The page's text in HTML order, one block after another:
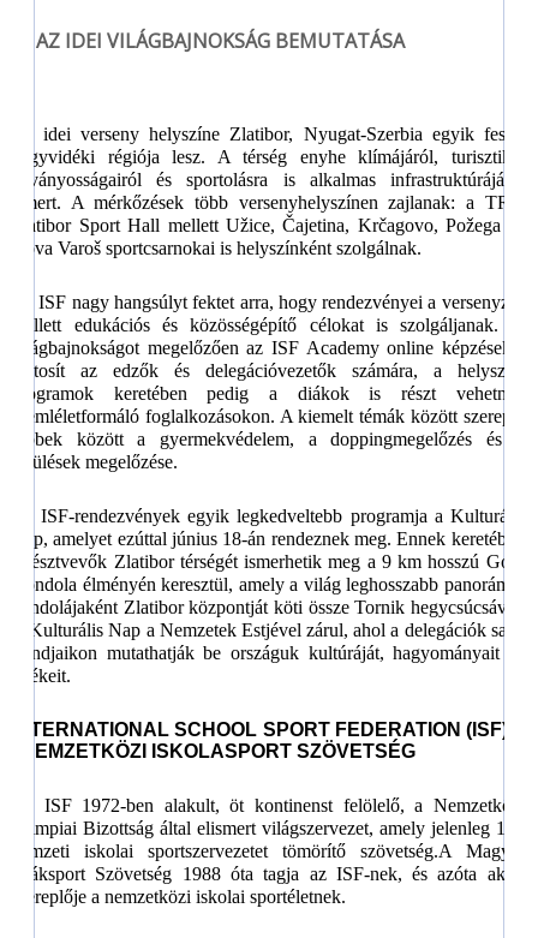
AZ IDEI VILÁGBAJNOKSÁG BEMUTATÁSA
Az idei verseny helyszíne Zlatibor, Nyugat-Szerbia egyikfestői
hegyvidéki régiója lesz. A térség enyhe klímájáról, turisztikai
látványosságairól és sportolásra is alkalmas infrastruktúrájáról
ismert. A mérkőzések több versenyhelyszínen zajlanak: a TRK
Zlatibor Sport Hall mellett Užice, Čajetina, Krčagovo, Požega és
Nova Varoš sportcsarnokai is helyszínként szolgálnak.
Az ISF nagy hangsúlyt fektet arra, hogy rendezvényei a versenyzés
mellett edukációs és közösségépítő célokat is szolgáljanak. A
világbajnokságot megelőzően az ISF Academy online képzéseket
biztosít az edzők és delegációvezetők számára, a helyszíni
programok keretében pedig a diákok is részt vehetnek
szemléletformáló foglalkozásokon. A kiemelt témák között szerepel
többek között a gyermekvédelem, a doppingmegelőzés és a
sérülések megelőzése.
Az ISF-rendezvények egyik legkedveltebb programja a Kulturális
Nap, amelyet ezúttal június 18-án rendeznek meg. Ennek keretében
a résztvevők Zlatibor térségét ismerhetik meg a 9 km hosszú Gold
Gondola élményén keresztül, amely a világ leghosszabb panoráma-
gondolájaként Zlatibor központját köti össze Tornik hegycsúcsával.
A Kulturális Nap a Nemzetek Estjével zárul, ahol a delegációk saját
standjaikon mutathatják be országuk kultúráját, hagyományait és
értékeit.
INTERNATIONAL SCHOOL SPORT FEDERATION (ISF) –
NEMZETKÖZI ISKOLASPORT SZÖVETSÉG
Az ISF 1972-ben alakult, öt kontinenst felölelő, a Nemzetközi
Olimpiai Bizottság által elismert világszervezet, amely jelenleg 124
nemzeti iskolai sportszervezetet tömörítő szövetség.A Magyar
Diáksport Szövetség 1988 óta tagja az ISF-nek, és azóta aktív
szereplője a nemzetközi iskolai sportéletnek.